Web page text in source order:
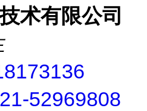
术有限公司
52969808